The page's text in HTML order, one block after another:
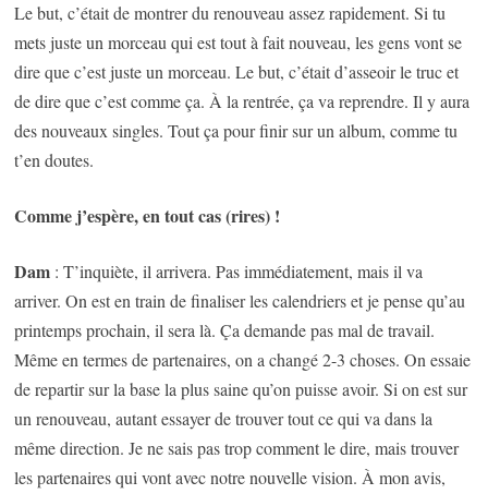
Le but, c’était de montrer du renouveau assez rapidement. Si tu
mets juste un morceau qui est tout à fait nouveau, les gens vont se
dire que c’est juste un morceau. Le but, c’était d’asseoir le truc et
de dire que c’est comme ça. À la rentrée, ça va reprendre. Il y aura
des nouveaux singles. Tout ça pour finir sur un album, comme tu
t’en doutes.
Comme j’espère, en tout cas (rires) !
Dam : T’inquiète, il arrivera. Pas immédiatement, mais il va
arriver. On est en train de finaliser les calendriers et je pense qu’au
printemps prochain, il sera là. Ça demande pas mal de travail.
Même en termes de partenaires, on a changé 2-3 choses. On essaie
de repartir sur la base la plus saine qu’on puisse avoir. Si on est sur
un renouveau, autant essayer de trouver tout ce qui va dans la
même direction. Je ne sais pas trop comment le dire, mais trouver
les partenaires qui vont avec notre nouvelle vision. À mon avis,